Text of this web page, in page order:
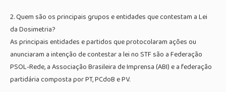
2. Quem são os principais grupos e entidades que contestam a Lei
da Dosimetria?
As principais entidades e partidos que protocolaram ações ou
anunciaram a intenção de contestar a lei no STF são a Federação
PSOL-Rede, a Associação Brasileira de Imprensa (ABI) e a federação
partidária composta por PT, PCdoB e PV.